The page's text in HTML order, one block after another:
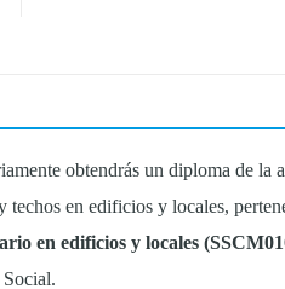
obtendrás un diploma de
techos en edificios y locales,
en edificios y locales